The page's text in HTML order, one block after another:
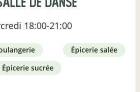
18:00-21:00
épicerie salée
épicerie sucrée